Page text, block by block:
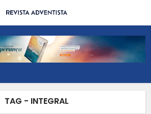
TAG - INTEGRAL